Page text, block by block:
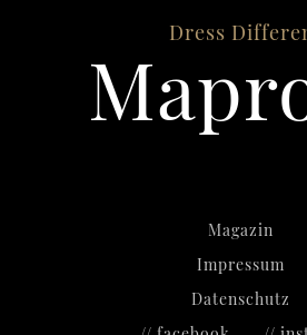
Dress
Magazin
Impressum
Datenschutz